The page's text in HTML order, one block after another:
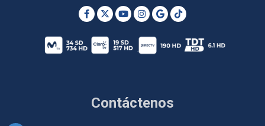
Contáctenos